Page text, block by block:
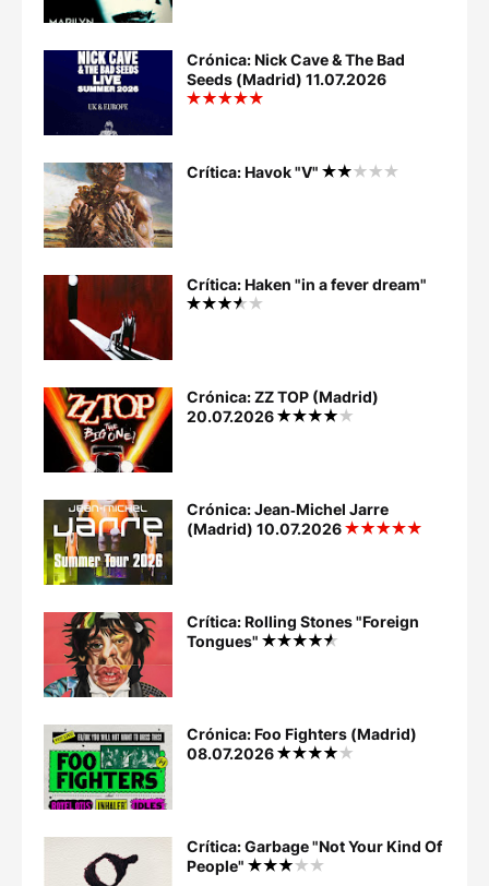
Crónica: Nick Cave & The Bad
Seeds (Madrid) 11.07.2026
Crítica: Havok "V"
Crítica: Haken "in a fever dream"
Crónica: ZZ TOP (Madrid)
20.07.2026
Crónica: Jean‐Michel Jarre
(Madrid) 10.07.2026
Crítica: Rolling Stones "Foreign
Tongues"
Crónica: Foo Fighters (Madrid)
08.07.2026
Crítica: Garbage "Not Your Kind Of
People"